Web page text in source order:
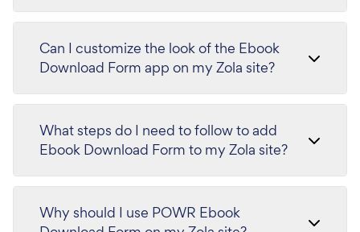
Can I customize the look of the Ebook
Download Form app on my Zola site?
What steps do I need to follow to add
Ebook Download Form to my Zola site?
Why should I use POWR Ebook